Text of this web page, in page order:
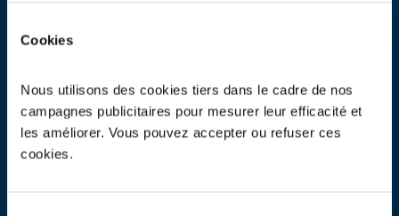
Cookies
Nous utilisons des cookies tiers dans le cadre de nos
campagnes publicitaires pour mesurer leur efficacité et
les améliorer. Vous pouvez accepter ou refuser ces
cookies.
Différents choix s'offrent à vous :
apport en déchetterie
reprise à la livraisonsi vous vous faites livrer un appareil de
même type neuf
parfois même sans condition d’achat selon
les points de vente